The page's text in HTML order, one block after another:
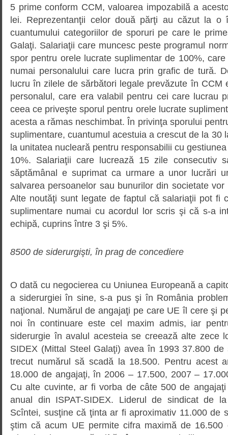
5 prime conform CCM, valoarea impozabilă a
lei. Reprezentanţii celor două părţi au căzut la o
cuantumului categoriilor de sporuri pe care le
Galaţi. Salariaţii care muncesc peste programul
spor pentru orele lucrate suplimentar de 100%,
numai personalului care lucra prin grafic de tură.
lucru în zilele de sărbători legale prevăzute în CCM
personalul, care era valabil pentru cei care lucrau
ceea ce priveşte sporul pentru orele lucrate
acesta a rămas neschimbat. În privinţa sporului
suplimentare, cuantumul acestuia a crescut de la 30
la unitatea nucleară pentru responsabilii cu
10%. Salariaţii care lucrează 15 zile consecutiv
săptămânal e suprimat ca urmare a unor lucrări
salvarea persoanelor sau bunurilor din societate
Alte noutăţi sunt legate de faptul că salariaţii pot fi
suplimentare numai cu acordul lor scris şi că s-a
echipă, cuprins între 3 şi 5%.
8500 de siderurgişti, în prag de concediere
O dată cu negocierea cu Uniunea Europeană a
a siderurgiei în sine, s-a pus şi în România
naţional. Numărul de angajaţi pe care UE îl cere şi
noi în continuare este cel maxim admis, iar
siderurgie în avalul acesteia se creează alte zece
SIDEX (Mittal Steel Galaţi) avea în 1993 37.800
trecut numărul să scadă la 18.500. Pentru acest
18.000 de angajaţi, în 2006 – 17.500, 2007 –
Cu alte cuvinte, ar fi vorba de câte 500 de
anual din ISPAT-SIDEX. Liderul de sindicat de
Scîntei, susţine că ţinta ar fi aproximativ 11.000 de
ştim că acum UE permite cifra maximă de 16.500